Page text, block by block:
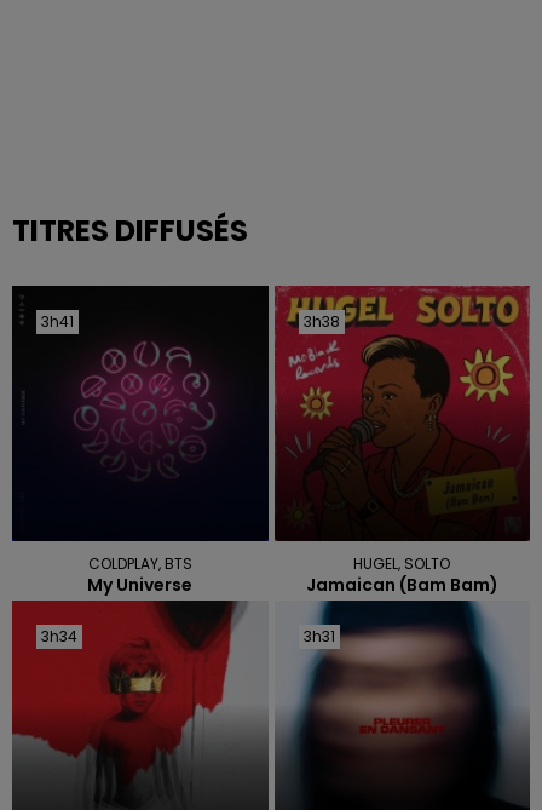
TITRES DIFFUSÉS
3h41
3h41
COLDPLAY, BTS
My Universe
3h38
3h38
HUGEL, SOLTO
Jamaican (bam Bam)
3h34
3h34 3h31
3h31